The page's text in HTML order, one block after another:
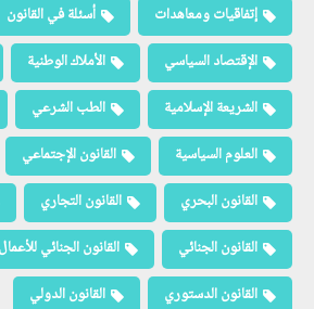
إتفاقيات ومعاهدات
أسئلة في القانون
الإقتصاد السياسي
الأملاك الوطنية
الشريعة الإسلامية
الطب الشرعي
العلوم السياسية
القانون الإجتماعي
القانون البحري
القانون التجاري
القانون الجنائي
القانون الجنائي للأعمال
القانون الدستوري
القانون الدولي